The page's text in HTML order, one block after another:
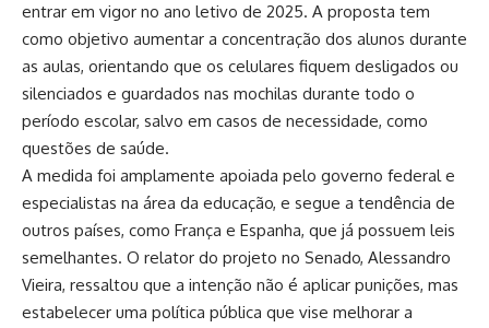
entrar em vigor no ano letivo de 2025. A proposta tem
como objetivo aumentar a concentração dos alunos durante
as aulas, orientando que os celulares fiquem desligados ou
silenciados e guardados nas mochilas durante todo o
período escolar, salvo em casos de necessidade, como
questões de saúde.
A medida foi amplamente apoiada pelo governo federal e
especialistas na área da educação, e segue a tendência de
outros países, como França e Espanha, que já possuem leis
semelhantes. O relator do projeto no Senado, Alessandro
Vieira, ressaltou que a intenção não é aplicar punições, mas
estabelecer uma política pública que vise melhorar a